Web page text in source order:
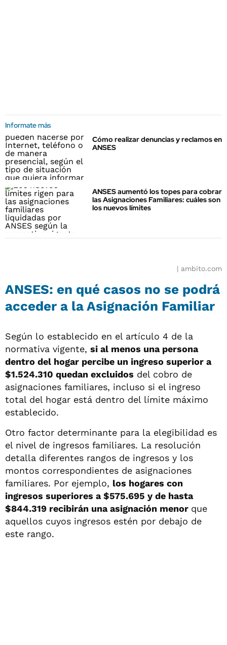
Informate más
Cómo realizar denuncias y reclamos en
ANSES
ANSES aumentó los topes para cobrar
las Asignaciones Familiares: cuáles son
los nuevos límites
ambito.com
ANSES: en qué casos no se podrá
acceder a la Asignación Familiar
Según lo establecido en el artículo 4 de la
normativa vigente, si al menos una persona
dentro del hogar percibe un ingreso superior a
$1.524.310 quedan excluidos del cobro de
asignaciones familiares, incluso si el ingreso
total del hogar está dentro del límite máximo
establecido.
Otro factor determinante para la elegibilidad es
el nivel de ingresos familiares. La resolución
detalla diferentes rangos de ingresos y los
montos correspondientes de asignaciones
familiares. Por ejemplo, los hogares con
ingresos superiores a $575.695 y de hasta
$844.319 recibirán una asignación menor que
aquellos cuyos ingresos estén por debajo de
este rango.